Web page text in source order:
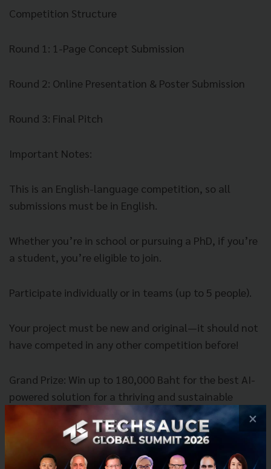
Competition Structure
Round 1: 1-Page Concept Submission
Round 2: Online Presentation & Poster Submission
Round 3: Final Pitch
Important Notes:
This is an English-language competition, so all
submissions must be in English.
Whether you’re in school or pursuing a PhD, if you’re
a student, you’re eligible to join.
Participate individually or in teams (up to 5 people).
Your project must be new and original—it should not
have competed in any other competition before!
Grand Prize: Win up to 180,000 Baht for the best AI-
powered solution for a thriving and sustainable
Round 1: Submission Deadline: 𝐀𝐩𝐫𝐢𝐥 𝟏𝟖, 𝟐𝟎𝟐𝟓
×